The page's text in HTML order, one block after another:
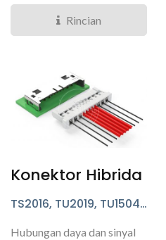
Rincian
Konektor Hibrida
TS2016, TU2019, TU1504,
Hubungan daya dan sinyal